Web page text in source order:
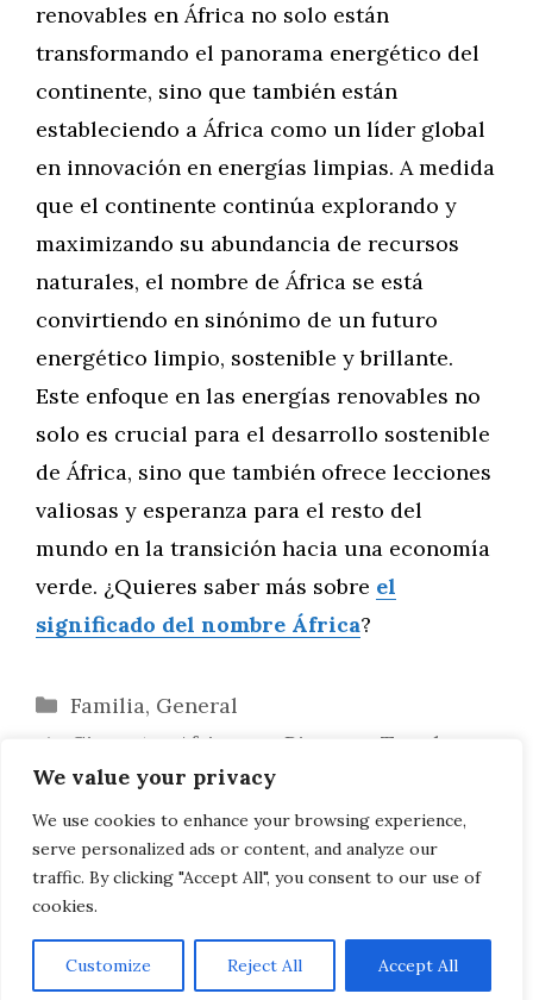
We value your privacy
We use cookies to enhance your browsing experience,
serve personalized ads or content, and analyze our
traffic. By clicking "Accept All", you consent to our use of
cookies.
Customize Reject All Accept All
renovables en África no solo están
transformando el panorama energético del
continente, sino que también están
estableciendo a África como un líder global
en innovación en energías limpias. A medida
que el continente continúa explorando y
maximizando su abundancia de recursos
naturales, el nombre de África se está
convirtiendo en sinónimo de un futuro
energético limpio, sostenible y brillante.
Este enfoque en las energías renovables no
solo es crucial para el desarrollo sostenible
de África, sino que también ofrece lecciones
valiosas y esperanza para el resto del
mundo en la transición hacia una economía
verde. ¿Quieres saber más sobre el
significado del nombre África?
Categorías
Familia, General
Cineastas Africanas: Pioneras Tras la
Cámara
Pioneras Africanas en Biotecnología:
Mujeres Transformando la Ciencia
AVISO LEGAL, POLITICA DE PRIVACIDAD, COOKIES